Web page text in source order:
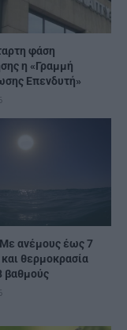
φάση
η «Γραμμή
Επενδυτή»
ανέμους έως 7
θερμοκρασία
βαθμούς